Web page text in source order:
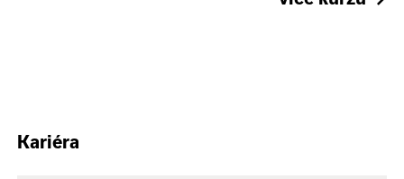
Kariéra